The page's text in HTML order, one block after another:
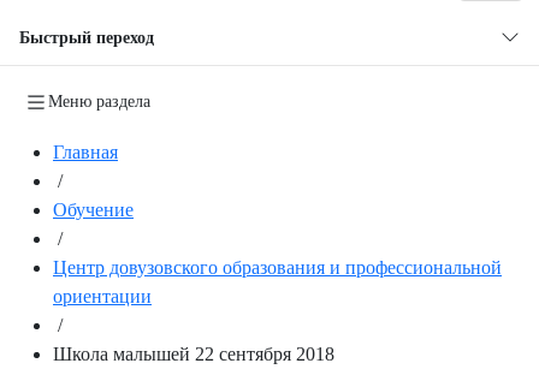
Быстрый переход
Меню раздела
Главная
/
Обучение
/
Центр довузовского образования и профессиональной
ориентации
/
Школа малышей 22 сентября 2018